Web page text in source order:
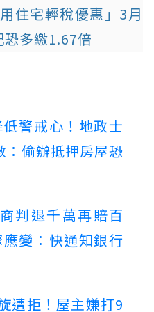
住宅輕稅優惠」3月
多繳1.67倍
警戒心！地政士
：偷辦抵押房屋恐
判退千萬再賠百
變：快通知銀行
遭拒！屋主嫌打9